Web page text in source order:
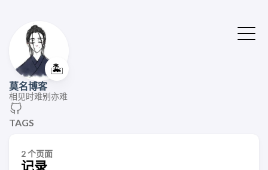
🏝️
莫名博客
相见时难别亦难
TAGS
2 个页面
记录